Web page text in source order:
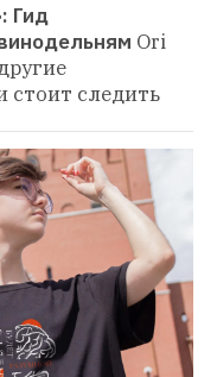
Гид
Ori
стоит следить